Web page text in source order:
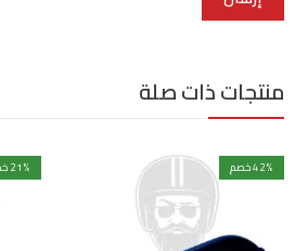
منتجات ذات صلة
42% خصم 21% خصم